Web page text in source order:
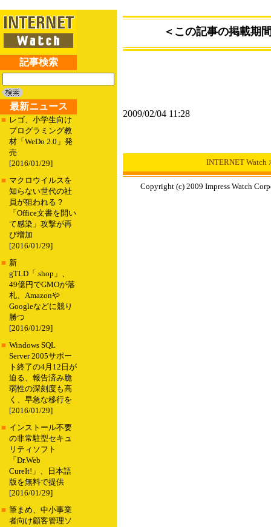
記事検索
最新ニュース
■ レゴ、小学生向け
プログラミング教
材「WeDo 2.0」発
売
[2016/01/29]
■ マクロウイルスを
知らない世代の社
員が狙われる？
「Office文書を開い
て感染」攻撃が再
び増加
[2016/01/29]
■ 新
gTLD「.shop」、
49億円でGMOが落
札、Amazonや
Googleなどに競り
勝つ
[2016/01/29]
■ Windows SQL
Server 2005サポー
ト終了の4月12日が
迫る、報告済み脆
弱性の深刻度も高
く、早急な移行を
[2016/01/29]
■ インストール不要
の非常駐型セキュ
リティソフト
「Dr.Web
CureIt!」、日本語
版を無料で提供
[2016/01/29]
■ 筆まめ、中小事業
者向け顧客管理ソ
＜この記事の掲載期
2009/02/04 11:28
INTERNET Watch
Copyright (c) 2009 Impress Watch